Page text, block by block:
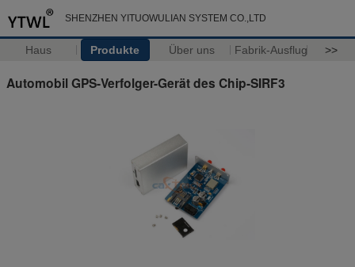
SHENZHEN YITUOWULIAN SYSTEM CO.,LTD
Haus Produkte Über uns Fabrik-Ausflug >>
Automobil GPS-Verfolger-Gerät des Chip-SIRF3